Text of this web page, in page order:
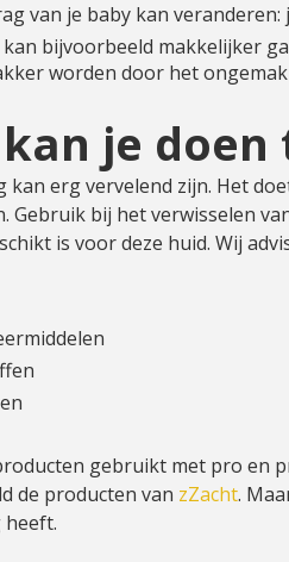
van je baby kan
kan bijvoorbeeld makkelijker
worden door het
je
kan erg vervelend zijn. Het
Gebruik bij het verwisselen
is voor deze huid. Wij
gebruikt met pro en
de producten van zZacht.